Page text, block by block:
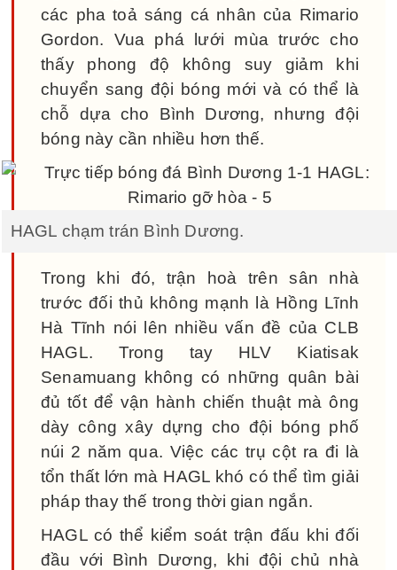
các pha toả sáng cá nhân của Rimario
Gordon. Vua phá lưới mùa trước cho
thấy phong độ không suy giảm khi
chuyển sang đội bóng mới và có thể là
chỗ dựa cho Bình Dương, nhưng đội
bóng này cần nhiều hơn thế.
HAGL chạm trán Bình Dương.
Trong khi đó, trận hoà trên sân nhà
trước đối thủ không mạnh là Hồng Lĩnh
Hà Tĩnh nói lên nhiều vấn đề của CLB
HAGL. Trong tay HLV Kiatisak
Senamuang không có những quân bài
đủ tốt để vận hành chiến thuật mà ông
dày công xây dựng cho đội bóng phố
núi 2 năm qua. Việc các trụ cột ra đi là
tổn thất lớn mà HAGL khó có thể tìm giải
pháp thay thế trong thời gian ngắn.
HAGL có thể kiểm soát trận đấu khi đối
đầu với Bình Dương, khi đội chủ nhà